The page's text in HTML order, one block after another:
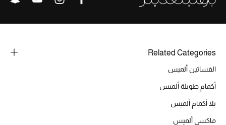
الأكثر مبيعاً
العطور
مكتشف العطور
Related Categories
الفساتين ألميس
أكمام طويلة ألميس
بلا أكمام ألميس
ماكسي ألميس